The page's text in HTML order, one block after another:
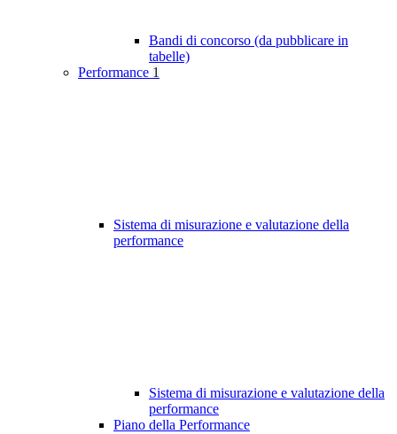
Bandi di concorso (da pubblicare in
tabelle)
Performance 1
Sistema di misurazione e valutazione della
performance
Sistema di misurazione e valutazione della
performance
Piano della Performance